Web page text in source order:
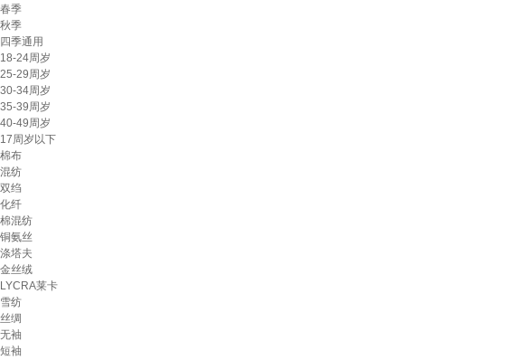
春季
秋季
四季通用
18-24周岁
25-29周岁
30-34周岁
35-39周岁
40-49周岁
17周岁以下
棉布
混纺
双绉
化纤
棉混纺
铜氨丝
涤塔夫
金丝绒
LYCRA莱卡
雪纺
丝绸
无袖
短袖